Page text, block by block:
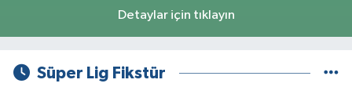
Detaylar için tıklayın
Süper Lig Fikstür